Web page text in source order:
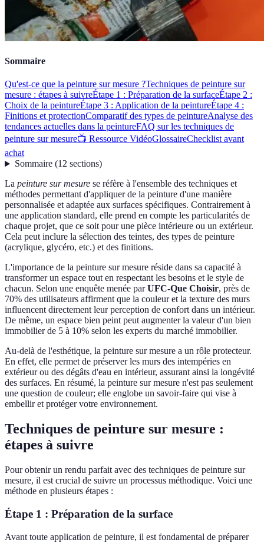
Sommaire
Qu'est-ce que la peinture sur mesure ?Techniques de peinture sur
mesure : étapes à suivreÉtape 1 : Préparation de la surfaceÉtape 2 :
Choix de la peintureÉtape 3 : Application de la peintureÉtape 4 :
Finitions et protectionComparatif des types de peintureAnalyse des
tendances actuelles dans la peintureFAQ sur les techniques de
peinture sur mesure📺 Ressource VidéoGlossaireChecklist avant
achat
Sommaire(12 sections)
La peinture sur mesure se réfère à l'ensemble des techniques et
méthodes permettant d'appliquer de la peinture d'une manière
personnalisée et adaptée aux surfaces spécifiques. Contrairement à
une application standard, elle prend en compte les particularités de
chaque projet, que ce soit pour une pièce intérieure ou un extérieur.
Cela peut inclure la sélection des teintes, des types de peinture
(acrylique, glycéro, etc.) et des finitions.
L'importance de la peinture sur mesure réside dans sa capacité à
transformer un espace tout en respectant les besoins et le style de
chacun. Selon une enquête menée parUFC-Que Choisir, près de
70% des utilisateurs affirment que la couleur et la texture des murs
influencent directement leur perception de confort dans un intérieur.
De même, un espace bien peint peut augmenter la valeur d'un bien
immobilier de 5 à 10% selon les experts du marché immobilier.
Au-delà de l'esthétique, la peinture sur mesure a un rôle protecteur.
En effet, elle permet de préserver les murs des intempéries en
extérieur ou des dégâts d'eau en intérieur, assurant ainsi la longévité
des surfaces. En résumé, la peinture sur mesure n'est pas seulement
une question de couleur; elle englobe un savoir-faire qui vise à
embellir et protéger votre environnement.
Techniques de peinture sur mesure :
étapes à suivre
Pour obtenir un rendu parfait avec des techniques de peinture sur
mesure, il est crucial de suivre un processus méthodique. Voici une
méthode en plusieurs étapes :
Étape 1 : Préparation de la surface
Avant toute application de peinture, il est fondamental de préparer